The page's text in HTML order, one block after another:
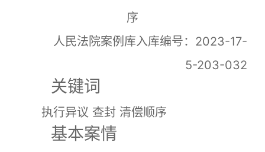
序
人民法院案例库入库编号：2023-17-
5-203-032
关键词
执行异议 查封 清偿顺序
基本案情